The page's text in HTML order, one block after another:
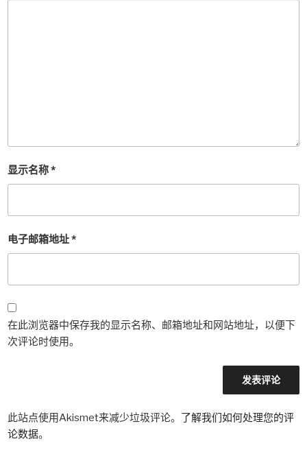
显示名称*
电子邮箱地址*
在此浏览器中保存我的显示名称、邮箱地址和网站地址，以便下
次评论时使用。
此站点使用Akismet来减少垃圾评论。 了解我们如何处理您的评
论数据。